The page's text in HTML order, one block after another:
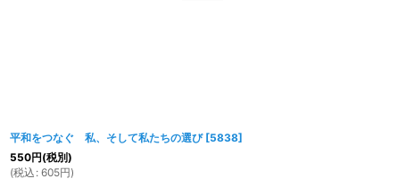
平和をつなぐ 私、そして私たちの選び [5838]
550円(税別)
(税込 : 605円)